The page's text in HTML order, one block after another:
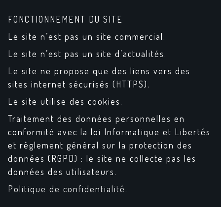
FONCTIONNEMENT DU SITE
Le site n’est pas un site commercial.
Le site n’est pas un site d’actualités.
Le site ne propose que des liens vers des
sites internet sécurisés (HTTPS).
Le site utilise des cookies.
Traitement des données personnelles en
conformité avec la loi Informatique et Libertés
et règlement général sur la protection des
données (RGPD) : le site ne collecte pas les
données des utilisateurs.
Politique de confidentialité.